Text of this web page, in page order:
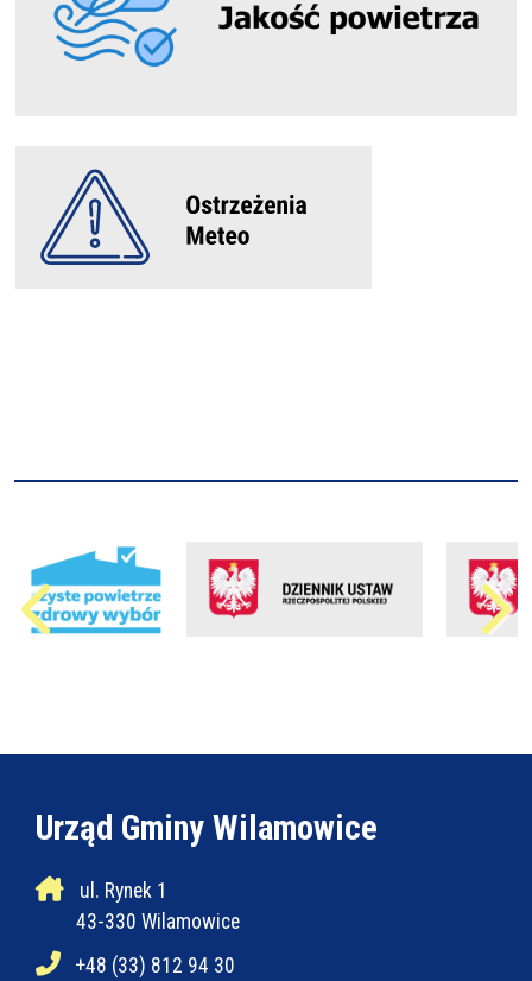
Urząd Gminy Wilamowice
ul. Rynek 1
43-330 Wilamowice
+48 (33) 812 94 30